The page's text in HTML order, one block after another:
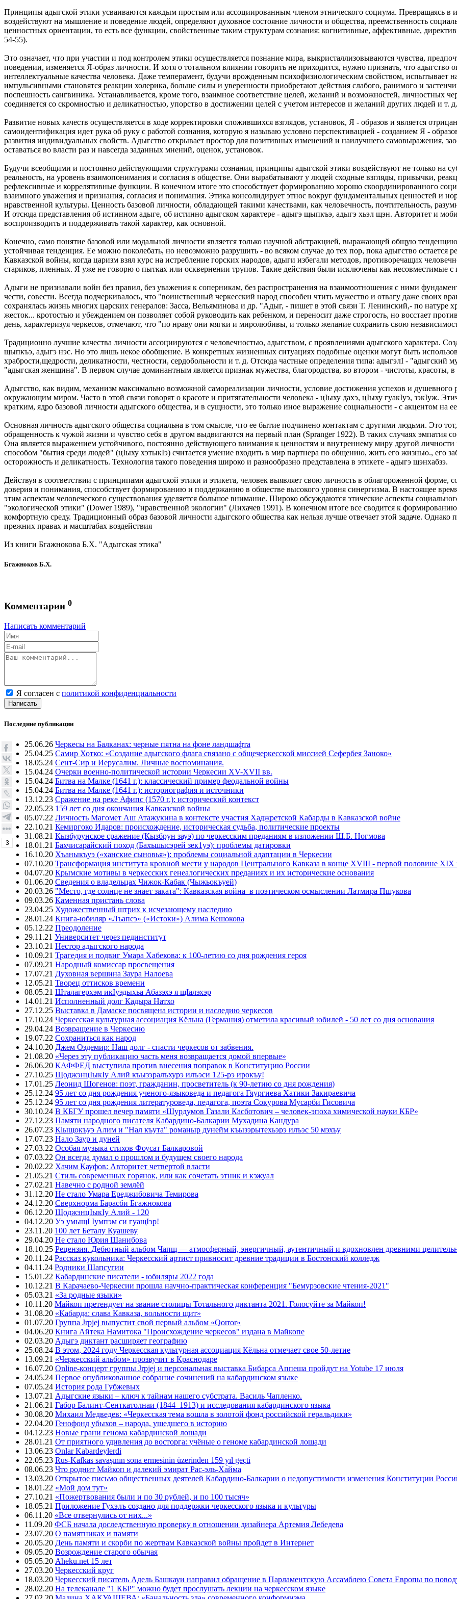
Принципы адыгской этики усваиваются каждым простым или ассоциированным членом этнического социума. Превращаясь в
воздействуют на мышление и поведение людей, определяют духовное состояние личности и общества, преемственность
ценностных ориентации, то есть все функции, свойственные таким структурам сознания: когнитивные, аффективные,
54-55).
Это означает, что при участии и под контролем этики осуществляется познание мира, выкристаллизовываются чувства,
поведении, изменяется Я-образ личности. И хотя о тотальном влиянии говорить не приходится, нужно признать, что адыгство
интеллектуальные качества человека. Даже темперамент, будучи врожденным психофизиологическим свойством, испытывает
импульсивными становятся реакции холерика, больше силы и уверенности приобретают действия слабого, ранимого и
поспешность сангвиника. Устанавливается, кроме того, взаимное соответствие целей, желаний и возможностей, личностных
соединяется со скромностью и деликатностью, упорство в достижении целей с учетом интересов и желаний других людей и т. д.
Развитие новых качеств осуществляется в ходе корректировки сложившихся взглядов, установок, Я - образов и является
самоидентификация идет рука об руку с работой сознания, которую я называю условно перспективацией - созданием Я -
развития индивидуальных свойств. Адыгство открывает простор для позитивных изменений и наилучшего самовыражения,
оставаться во власти раз и навсегда заданных мнений, оценок, установок.
Будучи всеобщими и постоянно действующими структурами сознания, принципы адыгской этики воздействуют не только на
реальность, на уровень взаимопонимания и согласия в обществе. Они вырабатывают у людей сходные взгляды, привычки,
рефлексивные и коррелятивные функции. В конечном итоге это способствует формированию хорошо скоординированного
взаимного уважения и признания, согласия и понимания. Этика консолидирует этнос вокруг фундаментальных ценностей и
нравственной культуры. Ценность базовой личности, обладающей такими качествами, как человечность, почтительность,
И отсюда представления об истинном адыге, об истинно адыгском характере - адыгэ щыпкъэ, адыгэ хьэл щэн. Авторитет и
воспроизводить и поддерживать такой характер, как основной.
Конечно, само понятие базовой или модальной личности является только научной абстракцией, выражающей общую тенденцию
устойчивая тенденция. Ее можно поколебать, но невозможно разрушить - во всяком случае до тех пор, пока адыгство остается
Кавказской войны, когда царизм взял курс на истребление горских народов, адыги избегали методов, противоречащих
стариков, пленных. Я уже не говорю о пытках или осквернении трупов. Такие действия были исключены как несовместимые с
Адыги не признавали войн без правил, без уважения к соперникам, без распространения на взаимоотношения с ними
чести, совести. Всегда подчеркивалось, что "воинственный черкесский народ способен чтить мужество и отвагу даже своих
сохранялась жизнь многих царских генералов: Засса, Вельяминова и др. "Адыг, - пишет в этой связи Т. Ленинский,- по натуре
жесток... кротостью и убеждением он позволяет собой руководить как ребенком, и переносит даже строгость, но восстает
день, характеризуя черкесов, отмечают, что "по нраву они мягки и миролюбивы, и только желание сохранить свою
Традиционно лучшие качества личности ассоциируются с человечностью, адыгством, с проявлениями адыгского характера.
щыпкъэ, адыгэ нэс. Но это лишь некое обобщение. В конкретных жизненных ситуациях подобные оценки могут быть
храбрости,щедрости, деликатности, честности, сердобольности и т. д. Отсюда частные определения типа: адыгэлI -
"адыгская женщина". В первом случае доминантным является признак мужества, благородства, во втором - чистоты, красоты,
Адыгство, как видим, механизм максимально возможной самореализации личности, условие достижения успехов и душевного
окружающим миром. Часто в этой связи говорят о красоте и притягательности человека - цIыху дахэ, цIыху гуакIуэ, зэкIуж.
кратким, ядро базовой личности адыгского общества, и в сущности, это только иное выражение социальности - с акцентом на
Основная личность адыгского общества социальна в том смысле, что ее бытие подчинено контактам с другими людьми. Это
обращенность к чужой жизни и чувство себя в другом выдвигаются на первый план (Spranger 1922). В таких случаях эмпатия
Она является выражением устойчивого, постоянно действующего внимания к ценностям и внутреннему миру другой
способом "бытия среди людей" (цIыху хэтыкIэ) считается умение входить в мир партнера по общению, жить его жизнью., его
осторожность и деликатность. Технология такого поведения широко и разнообразно представлена в этикете - адыгэ щэнхабзэ.
Действуя в соответствии с принципами адыгской этики и этикета, человек выявляет свою личность в облагороженной форме,
доверия и понимания, способствует формированию и поддержанию в обществе высокого уровня синергизма. В настоящее
этим аспектам человеческого существования уделяется большое внимание. Широко обсуждаются этические аспекты
"экологической этики" (Dower 1989), "нравственной экологии" (Лихачев 1991). В конечном итоге все сводится к
комфортную среду. Традиционный образ базовой личности адыгского общества как нельзя лучше отвечает этой задаче. Однако
прежних правах и масштабах воздействия
Из книги Бгажнокова Б.Х. "Адыгская этика"
Бгажноков Б.Х.
Комментарии 0
Написать комментарий
Я согласен с политикой конфиденциальности
Написать
Последние публикации
25.06.26 Черкесы на Балканах: черные пятна на фоне ландшафта
25.04.25 Самир Хотко: «Создание адыгского флага связано с общечеркесской миссией Сефербея Заноко»
18.05.24 Сент-Сир и Иерусалим. Личные воспоминания.
15.04.24 Очерки военно-политической истории Черкесии XV-XVII вв.
15.04.24 Битва на Малке (1641 г.): классический пример феодальной войны
15.04.24 Битва на Малке (1641 г.): историография и источники
13.12.23 Сражение на реке Афипс (1570 г.): исторический контекст
22.05.23 159 лет со дня окончания Кавказской войны
05.07.22 Личность Магомет Аш Атажукина в контексте участия Хаджретской Кабарды в Кавказской войне
22.10.21 Кемиргоко Идаров: происхождение, историческая судьба, политические проекты
31.08.21 Кызбурунское сражение (Кызбрун зауэ) по черкесским преданиям в изложении Ш.Б. Ногмова
18.01.21 Бахчисарайский поход (Бахъшысэрей зек1уэ): проблемы датировки
16.10.20 Хъаныкъуэ («ханские сыновья»): проблемы социальной адаптации в Черкесии
07.10.20 Трансформация института кровной мести у народов Центрального Кавказа в конце XVIII - первой половине
04.07.20 Крымские мотивы в черкесских генеалогических преданиях и их исторические основания
01.06.20 Сведения о владельцах Чижок-Кабак (Чыжьокъуей)
20.03.26 "Место, где солнце не знает заката": Кавказская война в поэтическом осмыслении Латмира Пшукова
09.03.26 Каменная пристань слова
23.04.25 Художественный штрих к исчезающему наследию
28.01.24 Книга-юбиляр «Лъапсэ» («Истоки») Алима Кешокова
05.12.22 Преодоление
29.11.21 Университет через пединститут
23.10.21 Нестор адыгского народа
10.09.21 Трагедия и подвиг Умара Хабекова: к 100-летию со дня рождения героя
07.09.21 Народный комиссар просвещения
17.07.21 Духовная вершина Заура Налоева
12.05.21 Творец оттисков времени
08.05.21 Шталагерхэм икIуэдыхьа Абазэхэ я щIалэхэр
14.01.21 Исполненный долг Кадыра Натхо
27.12.25 Выставка в Дамаске посвящена истории и наследию черкесов
17.10.24 Черкесская культурная ассоциация Кёльна (Германия) отметила красивый юбилей - 50 лет со дня основания
29.04.24 Возвращение в Черкесию
19.07.22 Сохраниться как народ
24.10.20 Джем Оздемир: Наш долг - спасти черкесов от забвения.
21.08.20 «Через эту публикацию часть меня возвращается домой впервые»
26.06.20 КАФФЕД выступила против внесения поправок в Конституцию России
27.10.25 ЩоджэнцIыкIу Алий къызэралъхурэ илъэси 125-рэ ирокъу!
17.01.25 Леонид Шогенов: поэт, гражданин, просветитель (к 90-летию со дня рождения)
25.12.24 95 лет со дня рождения ученого-языковеда и педагога Гяургиева Хатики Закираевича
25.12.24 95 лет со дня рождения литературоведа, педагога, поэта Сокурова Мусарби Гисовича
30.10.24 В КБГУ прошел вечер памяти «Шурдумов Газали Касботович – человек-эпоха химической науки КБР»
27.12.23 Памяти народного писателя Кабардино-Балкарии Мухадина Кандура
26.07.23 Кlыщокъуэ Алим и "Нал къута" романыр дунейм къызэрытехьэрэ илъэс 50 мэхъу
17.07.23 Нало Заур и дуней
27.03.22 Особая музыка стихов Фоусат Балкаровой
07.03.22 Он всегда думал о прошлом и будущем своего народа
20.02.22 Хачим Кауфов: Авторитет четвертой власти
21.05.21 Стиль современных горянок, или как сочетать этник и кэжуал
27.02.21 Навечно с родной землёй
31.12.20 Не стало Умара Ереджибовича Темирова
24.12.20 Сверхнорма Барасби Бгажнокова
06.12.20 ЩоджэнцIыкIу Алий - 120
04.12.20 Уэ умыщI Iумпэм си гуащIэр!
23.11.20 100 лет Беталу Куашеву
29.04.20 Не стало Юрия Шанибова
18.10.25 Рецензия. Дебютный альбом Чапщ — атмосферный, энергичный, аутентичный и вдохновлен древними
20.11.24 Рассказ кукольника: Черкесский артист привносит древние традиции в Бостонский колледж
04.11.24 Родники Шапсугии
15.01.22 Кабардинские писатели - юбиляры 2022 года
10.12.21 В Карачаево-Черкесии прошла научно-практическая конференция "Бемурзовские чтения-2021"
05.03.21 «За родные языки»
10.11.20 Майкоп претендует на звание столицы Тотального диктанта 2021. Голосуйте за Майкоп!
31.08.20 «Кабарда: слава Кавказа, вольности щит»
01.07.20 Группа Jrpjej выпустит свой первый альбом «Qorror»
04.06.20 Книга Айтека Намитока "Происхождение черкесов" издана в Майкопе
02.03.20 Адыгэ диктант расширяет географию
25.08.24 В этом, 2024 году Черкесская культурная ассоциация Кёльна отмечает свое 50-летие
13.09.21 «Черкесский альбом» прозвучит в Краснодаре
16.07.20 Online-концерт группы Jrpjej и персональная выставка Бибарса Аппеша пройдут на Yotube 17 июля
24.05.24 Первое опубликованное собрание сочинений на кабардинском языке
07.05.24 История рода Губжевых
13.07.21 Адыгские языки – ключ к тайнам нашего субстрата. Василь Чапленко.
21.06.21 Габор Балинт-Сенткатолнаи (1844–1913) и исследования кабардинского языка
30.08.20 Михаил Медведев: «Черкесская тема вошла в золотой фонд российской геральдики»
22.04.20 Генофонд убыхов – народа, ушедшего в историю
04.12.23 Новые грани генома кабардинской лошади
28.01.21 От приятного удивления до восторга: учёные о геноме кабардинской лошади
13.06.23 Onlar Kabardeylerdi
22.05.23 Rus-Kafkas savaşının sona ermesinin üzerinden 159 yıl geçti
08.06.23 Что роднит Майкоп и далекий эмират Рас-эль-Ха́йма
13.03.20 Открытое письмо общественных деятелей Кабардино-Балкарии о недопустимости изменения Конституции
18.01.22 «Мой дом тут»
27.10.21 «Пожертвования были и по 30 рублей, и по 100 тысяч»
18.05.21 Приложение Гухэлъ создано для поддержки черкесского языка и культуры
06.11.20 «Все отвернулись от них...»
11.09.20 ФСБ начала доследственную проверку в отношении дизайнера Артемия Лебедева
23.07.20 О памятниках и памяти
20.05.20 День памяти и скорби по жертвам Кавказской войны пройдет в Интернет
09.05.20 Возрождение старого обычая
05.05.20 Aheku.net 15 лет
27.03.20 Черкесский круг
18.03.20 Черкесский писатель Адель Башкауи направил обращение в Парламентскую Ассамблею Совета Европы по
28.02.20 На телеканале "1 КБР" можно будет прослушать лекции на черкесском языке
3